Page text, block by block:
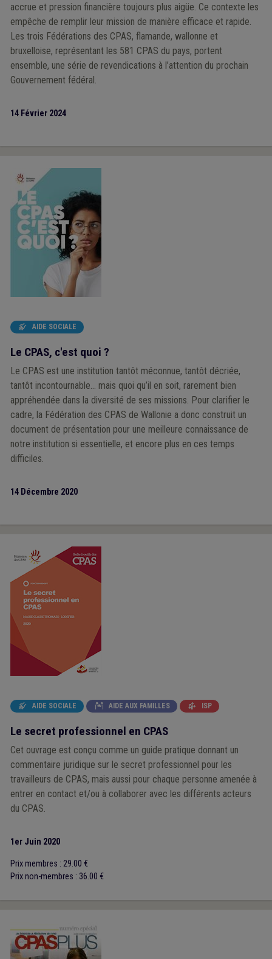
accrue et pression financière toujours plus aigüe. Ce contexte les
empêche de remplir leur mission de manière efficace et rapide.
Les trois Fédérations des CPAS, flamande, wallonne et
bruxelloise, représentant les 581 CPAS du pays, portent
ensemble, une série de revendications à l’attention du prochain
Gouvernement fédéral.
14 Février 2024
 AIDE SOCIALE
Le CPAS, c'est quoi ?
Le CPAS est une institution tantôt méconnue, tantôt décriée,
tantôt incontournable… mais quoi qu’il en soit, rarement bien
appréhendée dans la diversité de ses missions. Pour clarifier le
cadre, la Fédération des CPAS de Wallonie a donc construit un
document de présentation pour une meilleure connaissance de
notre institution si essentielle, et encore plus en ces temps
difficiles.
14 Décembre 2020
 AIDE SOCIALE  AIDE AUX FAMILLES  ISP
Le secret professionnel en CPAS
Cet ouvrage est conçu comme un guide pratique donnant un
commentaire juridique sur le secret professionnel pour les
travailleurs de CPAS, mais aussi pour chaque personne amenée à
entrer en contact et/ou à collaborer avec les différents acteurs
du CPAS.
1er Juin 2020
Prix membres : 29.00 €
Prix non-membres : 36.00 €